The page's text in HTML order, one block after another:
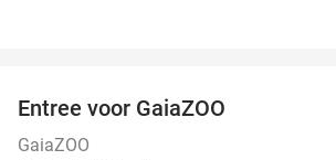
Entree voor GaiaZOO
GaiaZOO